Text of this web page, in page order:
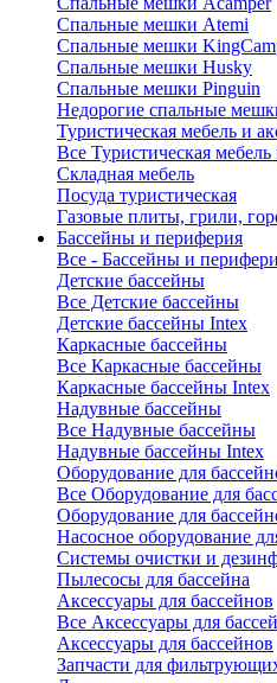
Спальные мешки Atemi
Спальные мешки
Спальные мешки Husky
Спальные мешки Pinguin
Недорогие спальные
Туристическая мебель и
Все Туристическая мебель
Складная мебель
Посуда туристическая
Газовые плиты, грили,
Бассейны и периферия
Все - Бассейны и
Детские бассейны
Все Детские бассейны
Детские бассейны Intex
Каркасные бассейны
Все Каркасные бассейны
Каркасные бассейны Intex
Надувные бассейны
Все Надувные бассейны
Надувные бассейны Intex
Оборудование для
Все Оборудование для
Оборудование для
Насосное оборудование
Системы очистки и
Пылесосы для бассейна
Аксессуары для бассейнов
Все Аксессуары для
Аксессуары для бассейнов
Запчасти для